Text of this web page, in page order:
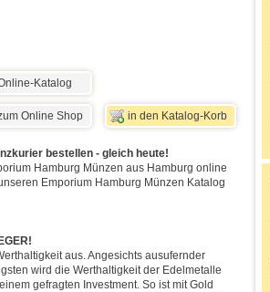
Katalog
Online Shop in den Katalog-Korb
bestellen - gleich heute!
Hamburg Münzen aus Hamburg online
Emporium Hamburg Münzen Katalog
aus. Angesichts ausufernder
wird die Werthaltigkeit der Edelmetalle
gefragten Investment. So ist mit Gold